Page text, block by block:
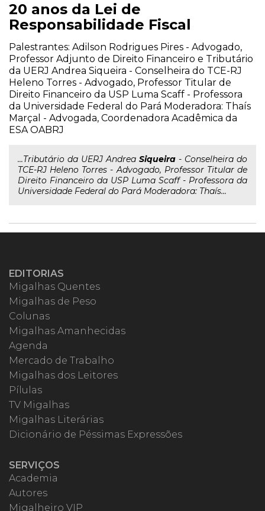
20 anos da Lei de
Responsabilidade Fiscal
Palestrantes: Adilson Rodrigues Pires - Advogado,
Professor Adjunto de Direito Financeiro e Tributário
da UERJ Andrea Siqueira - Conselheira do TCE-RJ
Heleno Torres - Advogado, Professor Titular de
Direito Financeiro da USP Luma Scaff - Professora
da Universidade Federal do Pará Moderadora: Thaís
Marçal - Advogada, Coordenadora Acadêmica da
ESA OABRJ
...Tributário da UERJ Andrea Siqueira - Conselheira do
TCE-RJ Heleno Torres - Advogado, Professor Titular de
Direito Financeiro da USP Luma Scaff - Professora da
Universidade Federal do Pará Moderadora: Thaís...
EDITORIAS
Migalhas Quentes
Migalhas de Peso
Colunas
Migalhas Amanhecidas
Agenda
Mercado de Trabalho
Migalhas dos Leitores
Pílulas
TV Migalhas
Migalhas Literárias
Dicionário de Péssimas Expressões
SERVIÇOS
Academia
Autores
Migalheiro VIP